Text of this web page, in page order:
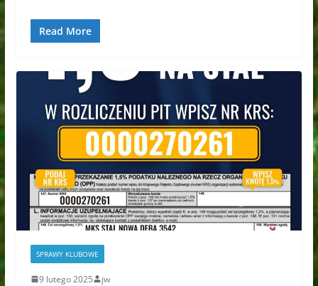
Read More
SPRAWY KLUBOWE
9 lutego 2025 jw